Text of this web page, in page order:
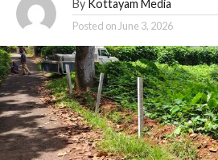
By Kottayam Media
Posted on June 3, 2026